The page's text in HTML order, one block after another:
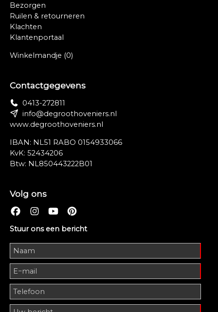
Bezorgen
Ruilen & retourneren
Klachten
Klantenportaal
Winkelmandje (0)
Contactgegevens
0413-272811
info@degroothoveniers.nl
www.degroothoveniers.nl
IBAN: NL51 RABO 0154933066
KvK: 52434206
Btw: NL850443222B01
Volg ons
Stuur ons een bericht